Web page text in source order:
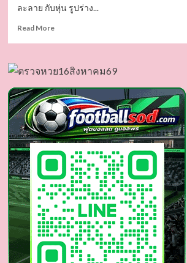
ละลาย กับหุ่น รูปร่าง...
Read MoreRead
Chanwit หนุ่ม
ซิก
แพค
แน่น
เป้า
ตุง
ทะลุ
ทะลวง